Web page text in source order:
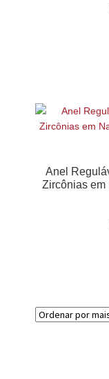
Anel
Zircônias em